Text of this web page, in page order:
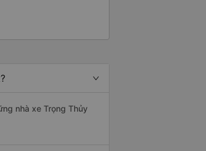
nhà xe Trọng Thủy